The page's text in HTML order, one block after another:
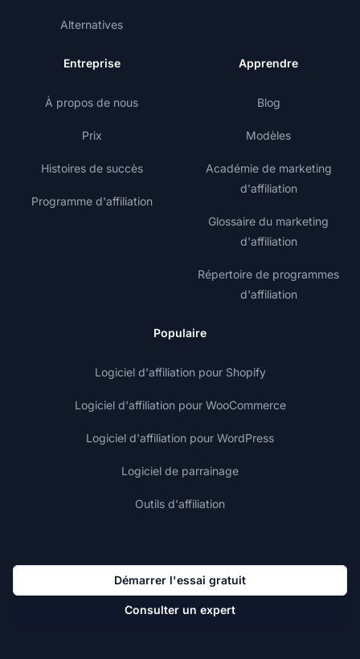
Alternatives
Entreprise
À propos de nous
Prix
Histoires de succès
Programme d'affiliation
Apprendre
Blog
Modèles
Académie de marketing
d'affiliation
Glossaire du marketing
d'affiliation
Répertoire de programmes
d'affiliation
Populaire
Logiciel d'affiliation pour Shopify
Logiciel d'affiliation pour WooCommerce
Logiciel d'affiliation pour WordPress
Logiciel de parrainage
Outils d'affiliation
Démarrer l'essai gratuit
Consulter un expert